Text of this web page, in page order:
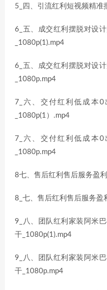
5_四、引流红利短视频精准
6_五、成交红利摆脱对设
_1080p(1).mp4
6_五、成交红利摆脱对设
_1080p.mp4
7_六、交付红利低成本
_1080p(1）.mp4
7_六、交付红利低成本
_1080p.mp4
8七、售后红利售后服务盈
8_七、售后红利售后服务盈
9_八、团队红利家装阿米
干_1080p(1).mp4
9_八、团队红利家装阿米
干_1080p.mp4